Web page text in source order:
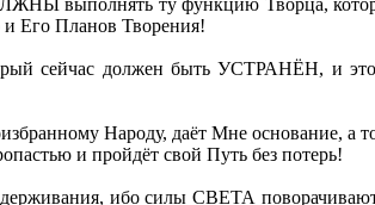
и Его Планов Творения!
сейчас должен быть УСТРАНЁН, и
Народу, даёт Мне
и пройдёт свой Путь без потерь!
ибо силы СВЕТА